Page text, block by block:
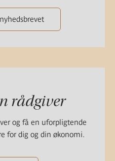
rådgiver
og få en uforpligtende
for dig og din økonomi.